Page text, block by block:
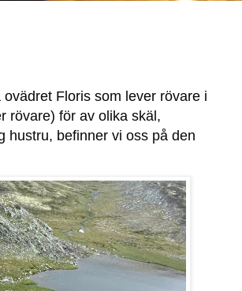
Floris som lever rövare i
rövare) för av olika skäl,
hustru, befinner vi oss på den